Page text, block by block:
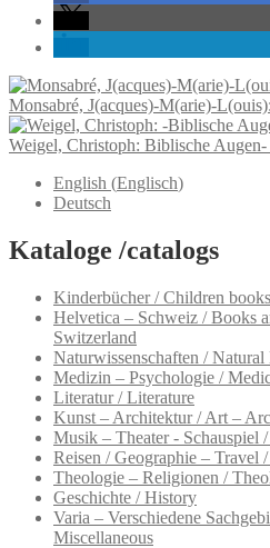
Monsabré, J(acques)-M(arie)-
Weigel, Christoph: Biblische Augen-
English (Englisch)
Deutsch
Kataloge /catalogs
Kinderbücher / Children books
Helvetica – Schweiz / Books
Switzerland
Naturwissenschaften /
Medizin – Psychologie /
Literatur / Literature
Kunst – Architektur / Art –
Musik – Theater - Schauspiel
Reisen / Geographie – Travel
Theologie – Religionen /
Geschichte / History
Varia – Verschiedene
Miscellaneous